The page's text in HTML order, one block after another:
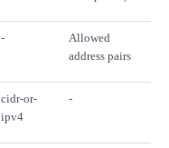
-
Allowed
address pairs
cidr-or-
ipv4
-